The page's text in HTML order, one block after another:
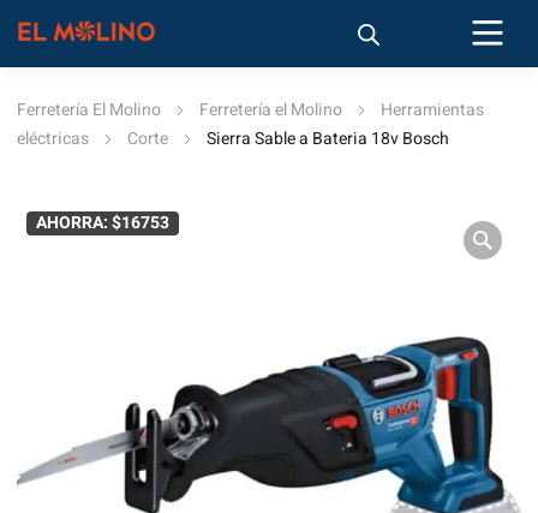
Ferretería El Molino Ferretería el Molino
Herramientas
eléctricas
Corte Sierra Sable a Bateria 18v Bosch
AHORRA: $16753